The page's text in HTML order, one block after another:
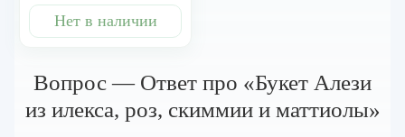
Нет в наличии
Вопрос — Ответ про «Букет Алези
из илекса, роз, скиммии и маттиолы»